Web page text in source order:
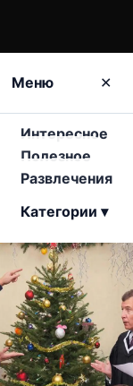
Меню ✕
Интересное
Полезное
Развлечения
Категории ▾
Общество
елку в
и
Герасимова